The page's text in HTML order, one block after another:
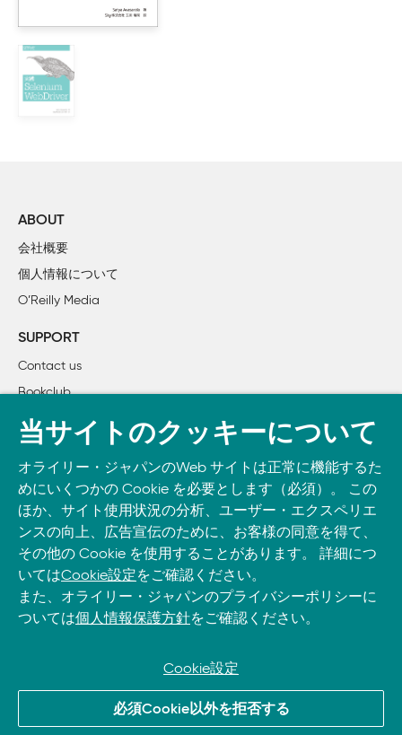
    #5 歩行検知センサーを使う
    #7 地磁気回転ベクトルセンサーを使う
4章 ネットワークHacks
    #10 スクリーンを録画する
    #11 Adaptive Playbackを使う
    #13 HTTP Live Streamingを使う
    #14 オーディオスタンプを使う
    #15 フルスクリーンモードを使う
    #16 トランジションフレームワークを使う
    #17 xxxhdpiを使う
    #18 字幕設定を使う
    #19 RTLレイアウトに合わせたイメージリソースの反転
    #20 アプリケーションショートカットアイコンを作る
7章 ネイティブHacks
    #21 AR T（Android RunTime）を使用する
    #22 メモリ使用量をチェックする
8章 Android Wear Hacks
    #24 Android WearのNotification
    #25 Android Wearアプリを作る
#26 Android Wearアプリケーションのデザインで気をつ
    #27 Pushサービスを作る
ABOUT
会社概要
個人情報について
O’Reilly Media
SUPPORT
Contact us
Bookclub
書籍注文
Take O’Reilly with you and learn anywhere, anytime on your
phone
and tablet.
© 2026, O’Reilly Japan, Inc. oreilly.co.jpに掲載されているすべて
のトレードマークおよび登録商標は、それぞれの所有者に帰属し
当サイトのクッキーについて
オライリー・ジャパンのWeb サイトは正常に機能するた
めにいくつかの Cookie を必要とします（必須）。 この
ほか、サイト使用状況の分析、ユーザー・エクスペリエ
ンスの向上、広告宣伝のために、お客様の同意を得て、
その他の Cookie を使用することがあります。 詳細につ
いてはCookie設定をご確認ください。
また、オライリー・ジャパンのプライバシーポリシーに
ついては個人情報保護方針をご確認ください。
Cookie設定
必須Cookie以外を拒否する